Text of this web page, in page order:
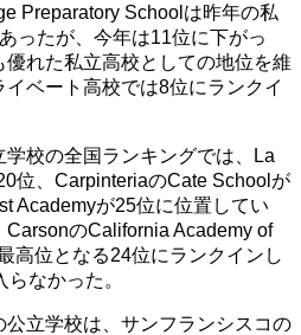
Preparatory Schoolは昨年の私
ったが、今年は11位に下がっ
れた私立高校としての地位を維
ベート高校では8位にランクイ
校の全国ランキングでは、La
位、CarpinteriaのCate Schoolが
Academyが25位に位置してい
のCalifornia Academy of
高位となる24位にランクインし
なかった。
立学校は、サンフランシスコの